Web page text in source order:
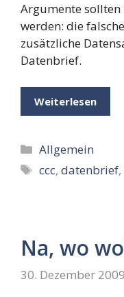
Argumente
werden: die
zusätzliche
Datenbrief.
Weiterlesen
Kategorien
Allgemein
Schlagwörter
ccc,datenbrief,
Na, wo
30. Dezember 2009